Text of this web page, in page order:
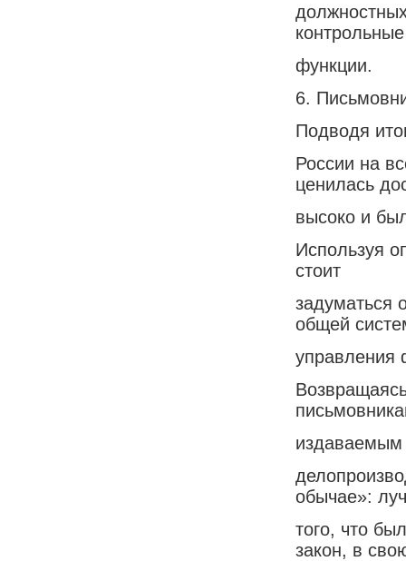
контрольные
функции.
6.
Подводя
России на
ценилась
высоко и
Используя
стоит
задуматься
общей
управления
издаваемым
обычае»:
того, что
закон, в